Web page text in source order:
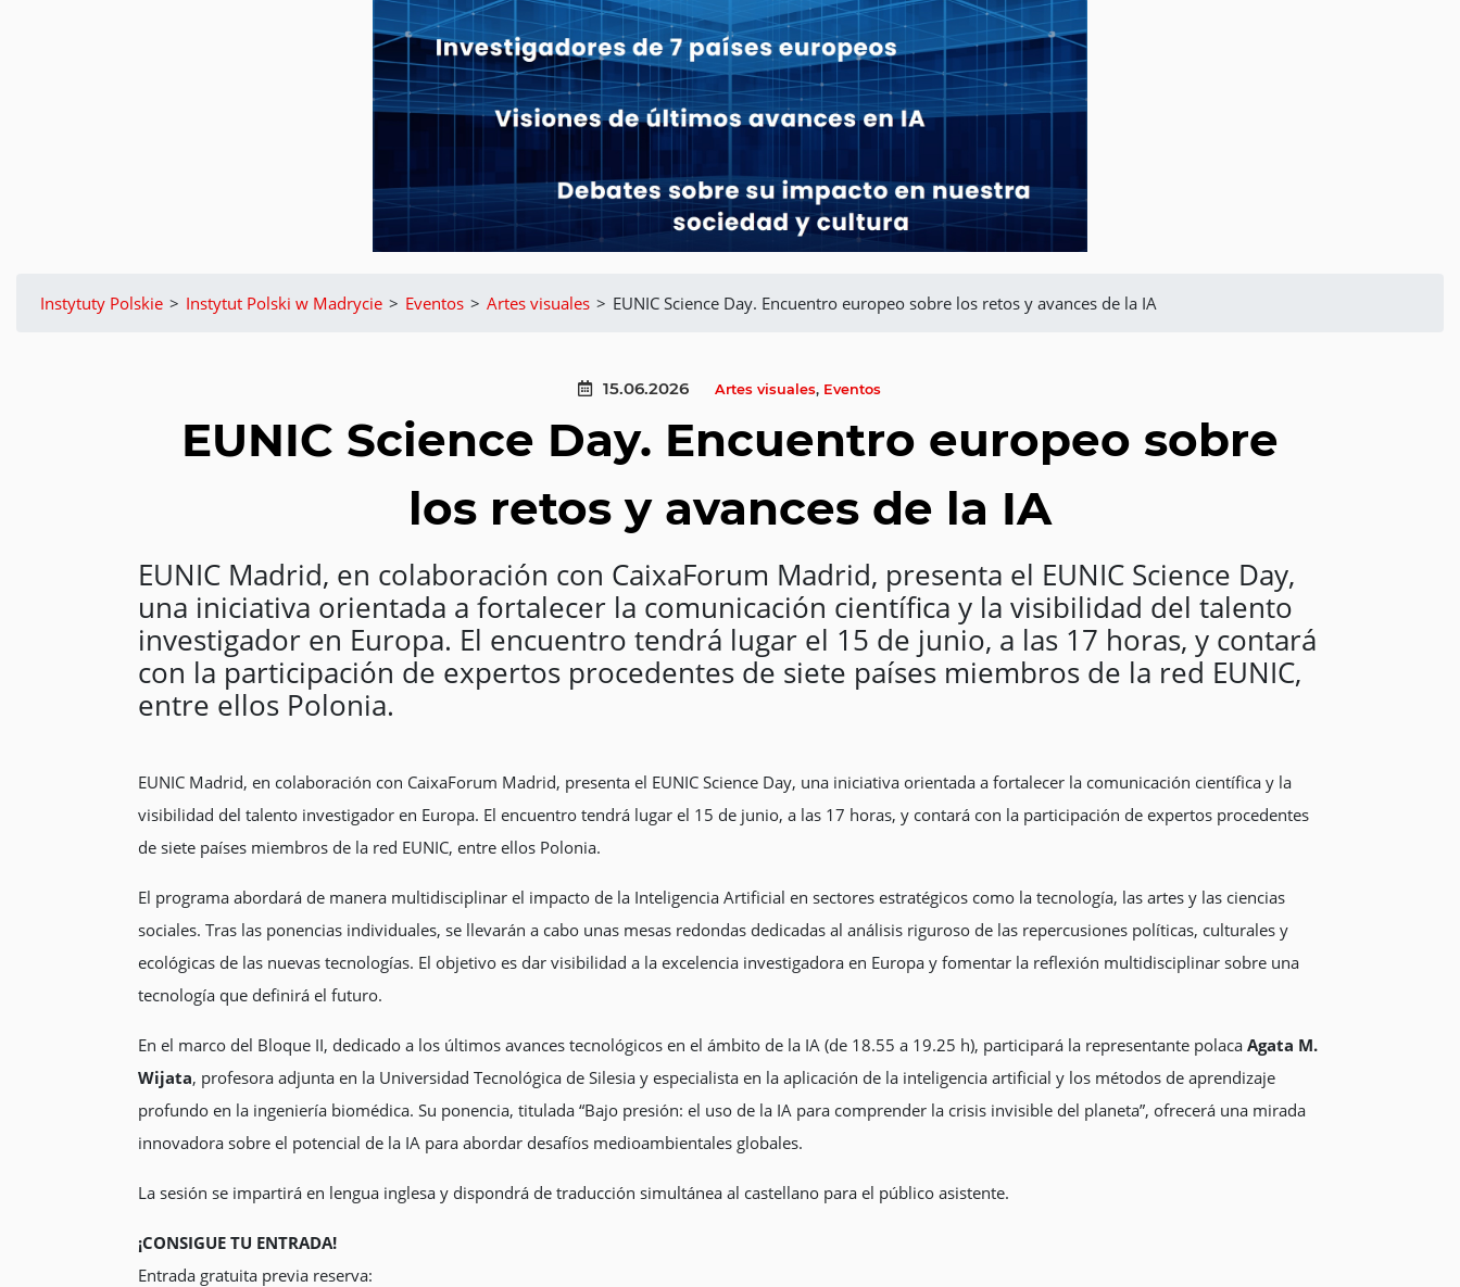
Instytuty Polskie > Instytut Polski w Madrycie > Eventos > Artes visuales > EUNIC Science Day. Encuentro europeo sobre los retos y avances de la IA
15.06.2026 Artes visuales, Eventos
EUNIC Science Day. Encuentro europeo sobre
los retos y avances de la IA
EUNIC Madrid, en colaboración con CaixaForum Madrid, presenta el EUNIC Science Day,
una iniciativa orientada a fortalecer la comunicación científica y la visibilidad del talento
investigador en Europa. El encuentro tendrá lugar el 15 de junio, a las 17 horas, y contará
con la participación de expertos procedentes de siete países miembros de la red EUNIC,
entre ellos Polonia.
EUNIC Madrid, en colaboración con CaixaForum Madrid, presenta el EUNIC Science Day, una iniciativa orientada a fortalecer la comunicación científica y la
visibilidad del talento investigador en Europa. El encuentro tendrá lugar el 15 de junio, a las 17 horas, y contará con la participación de expertos procedentes
de siete países miembros de la red EUNIC, entre ellos Polonia.
El programa abordará de manera multidisciplinar el impacto de la Inteligencia Artificial en sectores estratégicos como la tecnología, las artes y las ciencias
sociales. Tras las ponencias individuales, se llevarán a cabo unas mesas redondas dedicadas al análisis riguroso de las repercusiones políticas, culturales y
ecológicas de las nuevas tecnologías. El objetivo es dar visibilidad a la excelencia investigadora en Europa y fomentar la reflexión multidisciplinar sobre una
tecnología que definirá el futuro.
En el marco del Bloque II, dedicado a los últimos avances tecnológicos en el ámbito de la IA (de 18.55 a 19.25 h), participará la representante polaca Agata M.
Wijata, profesora adjunta en la Universidad Tecnológica de Silesia y especialista en la aplicación de la inteligencia artificial y los métodos de aprendizaje
profundo en la ingeniería biomédica. Su ponencia, titulada “Bajo presión: el uso de la IA para comprender la crisis invisible del planeta”, ofrecerá una mirada
innovadora sobre el potencial de la IA para abordar desafíos medioambientales globales.
La sesión se impartirá en lengua inglesa y dispondrá de traducción simultánea al castellano para el público asistente.
¡CONSIGUE TU ENTRADA!
Entrada gratuita previa reserva: